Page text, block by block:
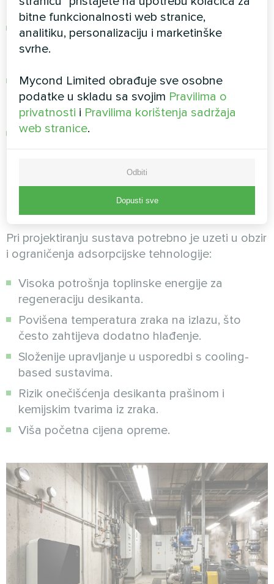
vlagom.
Mogućnost korištenja različitih izvora energije
za regeneraciju (prirodni plin, para, otpadna
Mogućnost kombiniranja odvlaživanja sa
zagrijavanjem prostora u hladnom dijelu
godine.
Visoka pouzdanost i dugovječnost opreme
Nedostaci desikantnog
Pri projektiranju sustava potrebno je uzeti u obzir
i ograničenja adsorpcijske tehnologije:
Visoka potrošnja toplinske energije za
regeneraciju desikanta.
Povišena temperatura zraka na izlazu, što
često zahtijeva dodatno hlađenje.
Složenije upravljanje u usporedbi s cooling-
based sustavima.
Rizik onečišćenja desikanta prašinom i
kemijskim tvarima iz zraka.
Viša početna cijena opreme.
bitne funkcionalnosti web stranice,
analitiku, personalizaciju i marketinške
svrhe.
Mycond Limited obrađuje sve osobne
podatke u skladu sa svojim Pravilima o
privatnosti i Pravilima korištenja sadržaja
web stranice.
Odbiti
Dopusti sve